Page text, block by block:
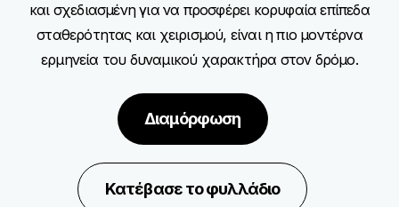
και σχεδιασμένη για να προσφέρει κορυφαία επίπεδα
σταθερότητας και χειρισμού, είναι η πιο μοντέρνα
ερμηνεία του δυναμικού χαρακτήρα στον δρόμο.
Διαμόρφωση
Κατέβασε το φυλλάδιο